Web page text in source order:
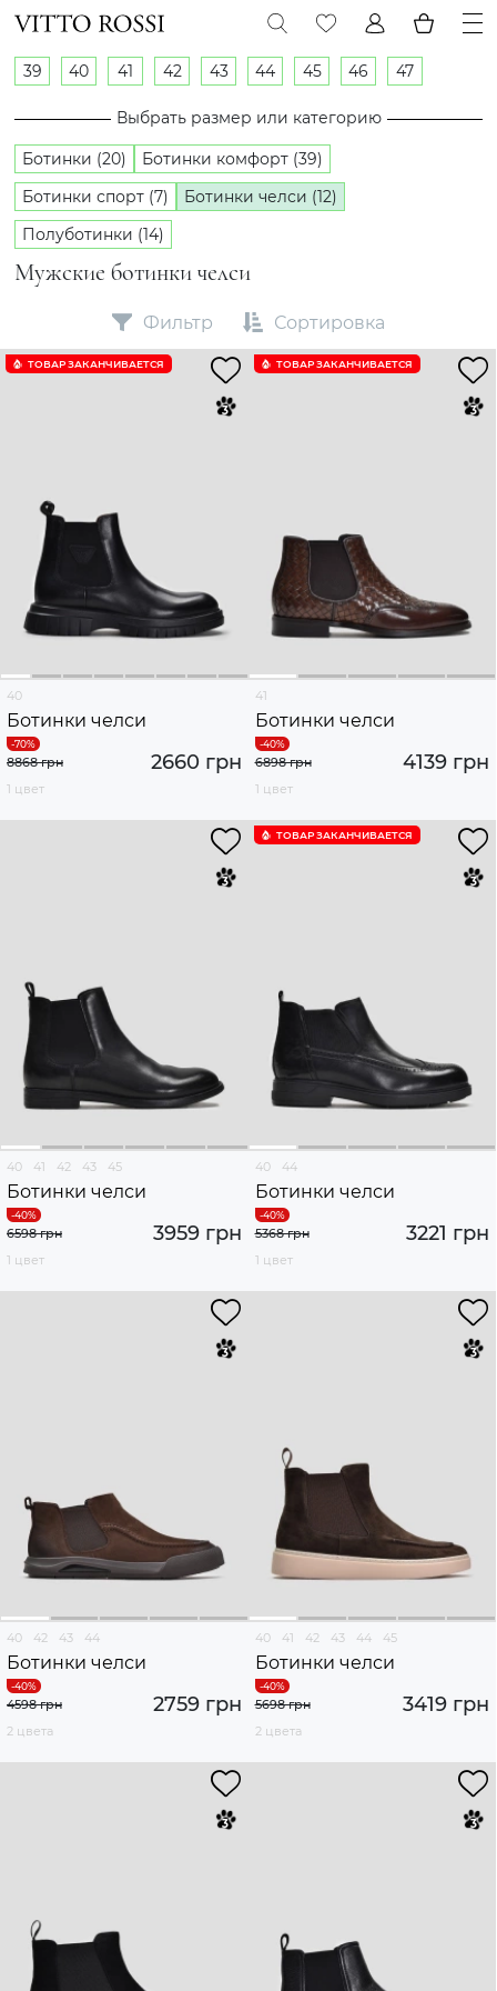
Мужские ботинки челси
39 40 41 42 43 44 45 46 47
Выбрать размер или категорию
Ботинки (20)
Ботинки комфорт (39)
Ботинки спорт (7)
Ботинки челси (12)
Полуботинки (14)
Фильтр Сортировка
ТОВАР ЗАКАНЧИВАЕТСЯ
40
Ботинки челси
2660 грн
8868 грн
1 цвет
ТОВАР ЗАКАНЧИВАЕТСЯ
41
Ботинки челси
4139 грн
6898 грн
1 цвет
40 41 42 43 45
Ботинки челси
3959 грн
6598 грн
1 цвет
ТОВАР ЗАКАНЧИВАЕТСЯ
40 44
Ботинки челси
3221 грн
5368 грн
1 цвет
40 42 43 44
Ботинки челси
2759 грн
4598 грн
2 цвета
40 41 42 43 44 45
Ботинки челси
3419 грн
5698 грн
2 цвета